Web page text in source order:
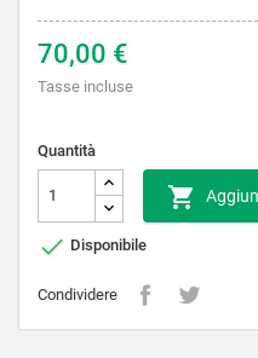
70,00 €
Tasse incluse
Quantità

 Disponibile
Condividere